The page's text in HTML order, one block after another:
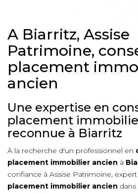
A Biarritz, Assise
Patrimoine,
placement
ancien
Une expertise en
placement
reconnue à Biarritz
À la recherche d'un professionnel en
placement immobilier ancien à
confiance à Assise Patrimoine,
placement immobilier ancien dans